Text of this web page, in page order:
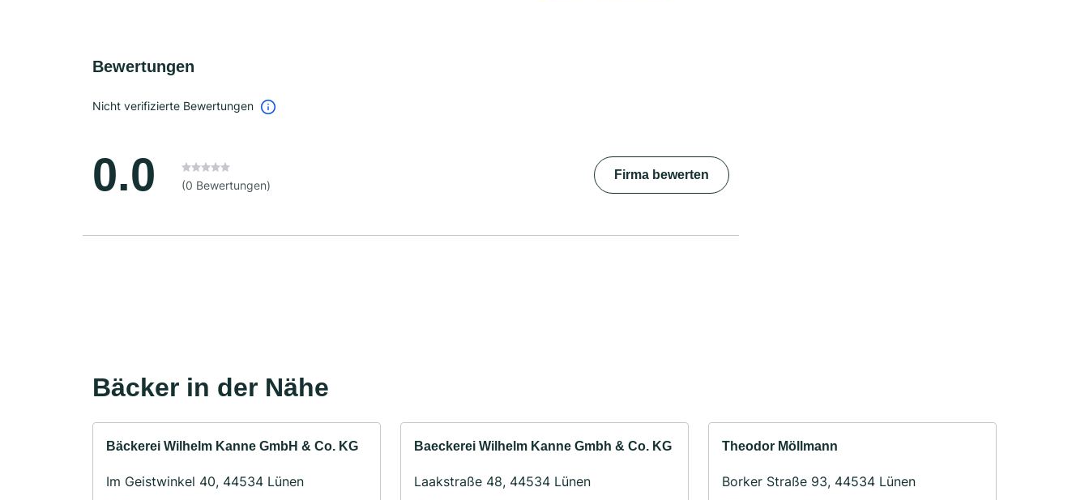
Bewertungen
Nicht verifizierte Bewertungen
0.0 (0 Bewertungen)
Firma bewerten
Bäcker in der Nähe
Bäckerei Wilhelm Kanne GmbH & Co. KG
Im Geistwinkel 40, 44534 Lünen
Baeckerei Wilhelm Kanne Gmbh & Co. KG
Laakstraße 48, 44534 Lünen
Theodor Möllmann
Borker Straße 93, 44534 Lünen